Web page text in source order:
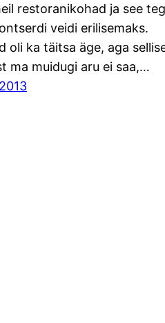
restoranikohad ja see
veidi erilisemaks.
oli ka täitsa äge, aga
ma muidugi aru ei saa,…